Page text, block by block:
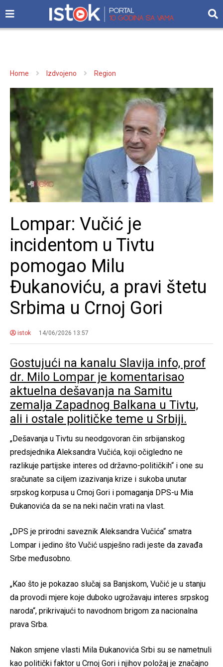
Home Izdvojeno Region
Lompar: Vučić je
incidentom u Tivtu
pomogao Milu
Đukanoviću, a pravi štetu
Srbima u Crnoj Gori
istok 14/06/2026 13:57
Gostujući na kanalu Slavija info, prof
dr. Milo Lompar je komentarisao
aktuelna dešavanja na Samitu
zemalja Zapadnog Balkana u Tivtu,
ali i ostale političke teme u Srbiji.
„Dešavanja u Tivtu su neodgovoran čin srbijanskog
predsjednika Aleksandra Vučića, koji očigledno ne
razlikuje partijske interes od državno-političkih“ i one su
sračunate sa ciljem izazivanja krize i sukoba unutar
srpskog korpusa u Crnoj Gori i pomaganja DPS-u Mia
Đukanovića da se na neki način vrati na vlast.
„DPS je prirodni saveznik Aleksandra Vučića“ smatra
Lompar i jedino što Vučić uspješno radi jeste da zavađa
Srbe međusobno.
„Kao što je pokazao slučaj sa Banjskom, Vučić je u stanju
da provodi mjere koje duboko ugrožavaju interes srpskog
naroda“, prikrivajući to navodnom brigom za nacionalna
prava Srba.
Nakon smjene vlasti Mila Đukanovića Srbi su se nametnuli
kao politički faktor u Crnoj Gori i njihov položaj je značajno